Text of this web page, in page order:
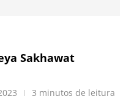
Sakhawat
3 minutos de leitura